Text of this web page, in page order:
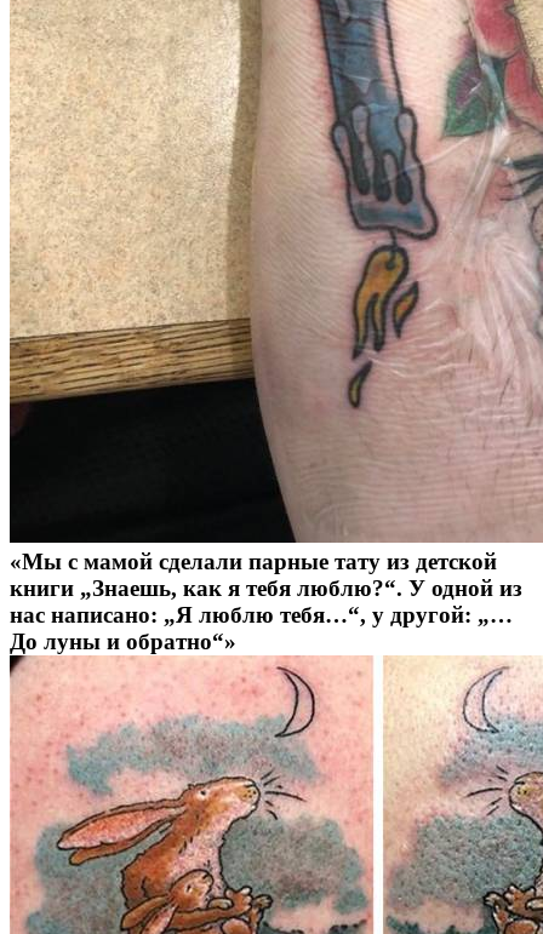
«Мы с мамой сделали парные тату из детской
книги „Знаешь, как я тебя люблю?“. У одной из
нас написано: „Я люблю тебя…“, у другой: „…
До луны и обратно“»